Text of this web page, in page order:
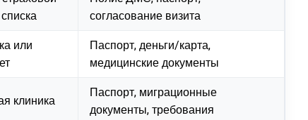
согласование визита
или
Паспорт, деньги/карта,
медицинские документы
клиника
Паспорт, миграционные
документы, требования